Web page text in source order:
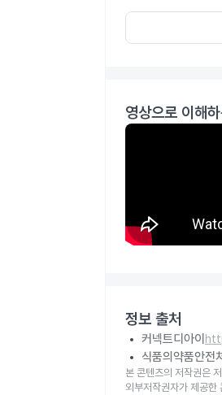
영상으로 이해
정보 출처
커넥트디아이
식품의약품안전
본 콘텐츠의 저작권은
외부저작권자가 제공한